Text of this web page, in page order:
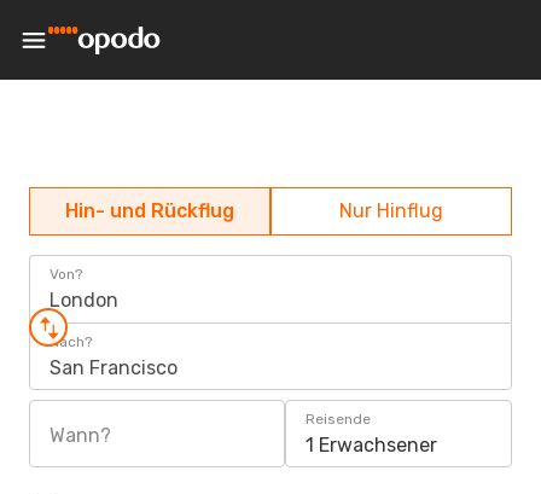
Hin- und Rückflug Nur Hinflug
Von?
London
Nach?
San Francisco
Wann?
Reisende
1 Erwachsener